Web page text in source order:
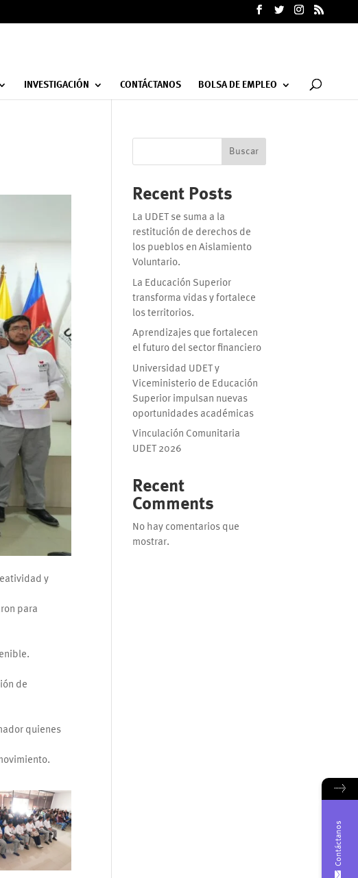
INVESTIGACIÓN CONTÁCTANOS BOLSA DE EMPLEO
y
para
de
quienes
Buscar
Recent Posts
La UDET se suma a la
restitución de derechos de
los pueblos en Aislamiento
Voluntario.
La Educación Superior
transforma vidas y fortalece
los territorios.
Aprendizajes que fortalecen
el futuro del sector financiero
Universidad UDET y
Viceministerio de Educación
Superior impulsan nuevas
oportunidades académicas
Vinculación Comunitaria
UDET 2026
Recent
Comments
No hay comentarios que
mostrar.
→
Contáctanos